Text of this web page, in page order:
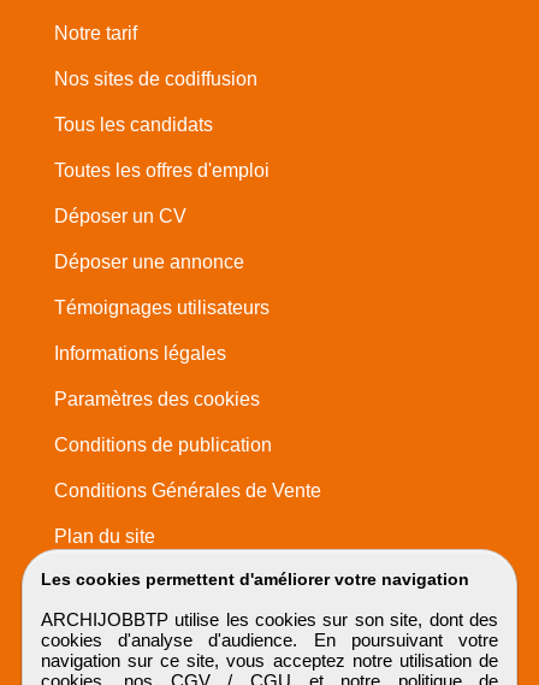
Les cookies permettent d'améliorer votre navigation
ARCHIJOBBTP utilise les cookies sur son site, dont des
cookies d'analyse d'audience. En poursuivant votre
navigation sur ce site, vous acceptez notre utilisation de
cookies, nos CGV / CGU et notre politique de
Notre tarif
Nos sites de codiffusion
Tous les candidats
Toutes les offres d'emploi
Déposer un CV
Déposer une annonce
Témoignages utilisateurs
Informations légales
Paramètres des cookies
Conditions de publication
Conditions Générales de Vente
Plan du site